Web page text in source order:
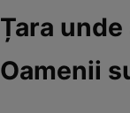
Țara
Oamenii